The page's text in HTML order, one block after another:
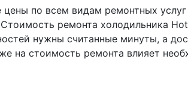
по всем видам ремонтных
ремонта холодильника
нужны считанные минуты, а
на стоимость ремонта влияет